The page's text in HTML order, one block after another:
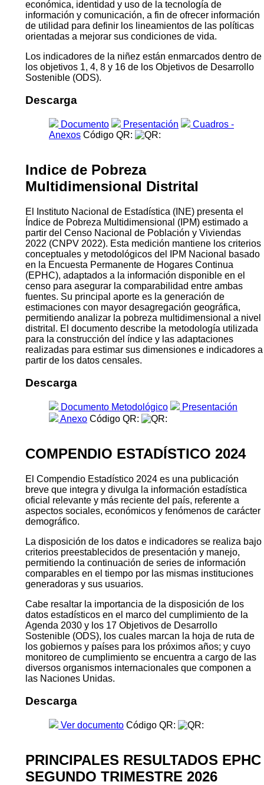
económica, identidad y uso de la tecnología de
información y comunicación, a fin de ofrecer información
de utilidad para definir los lineamientos de las políticas
orientadas a mejorar sus condiciones de vida.
Los indicadores de la niñez están enmarcados dentro de
los objetivos 1, 4, 8 y 16 de los Objetivos de Desarrollo
Sostenible (ODS).
Descarga
Documento Presentación
Cuadros -
Anexos Código QR:
Indice de Pobreza
Multidimensional Distrital
El Instituto Nacional de Estadística (INE) presenta el
Índice de Pobreza Multidimensional (IPM) estimado a
partir del Censo Nacional de Población y Viviendas
2022 (CNPV 2022). Esta medición mantiene los criterios
conceptuales y metodológicos del IPM Nacional basado
en la Encuesta Permanente de Hogares Continua
(EPHC), adaptados a la información disponible en el
censo para asegurar la comparabilidad entre ambas
fuentes. Su principal aporte es la generación de
estimaciones con mayor desagregación geográfica,
permitiendo analizar la pobreza multidimensional a nivel
distrital. El documento describe la metodología utilizada
para la construcción del índice y las adaptaciones
realizadas para estimar sus dimensiones e indicadores a
partir de los datos censales.
Descarga
Documento Metodológico
Presentación
Anexo Código QR:
COMPENDIO ESTADÍSTICO 2024
El Compendio Estadístico 2024 es una publicación
breve que integra y divulga la información estadística
oficial relevante y más reciente del país, referente a
aspectos sociales, económicos y fenómenos de carácter
demográfico.
La disposición de los datos e indicadores se realiza bajo
criterios preestablecidos de presentación y manejo,
permitiendo la continuación de series de información
comparables en el tiempo por las mismas instituciones
generadoras y sus usuarios.
Cabe resaltar la importancia de la disposición de los
datos estadísticos en el marco del cumplimiento de la
Agenda 2030 y los 17 Objetivos de Desarrollo
Sostenible (ODS), los cuales marcan la hoja de ruta de
los gobiernos y países para los próximos años; y cuyo
monitoreo de cumplimiento se encuentra a cargo de las
diversos organismos internacionales que componen a
las Naciones Unidas.
Descarga
Ver documento Código QR:
PRINCIPALES RESULTADOS EPHC
SEGUNDO TRIMESTRE 2026